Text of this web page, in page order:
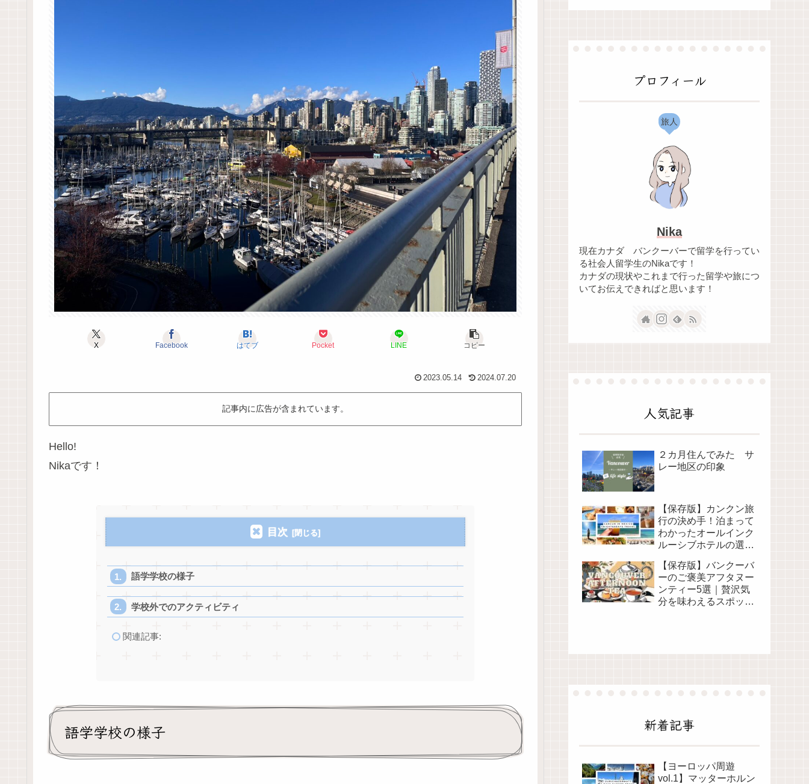
X Facebook はてブ Pocket LINE コピー
2023.05.14 2024.07.20
記事内に広告が含まれています。
Hello!
Nikaです！
目次
語学学校の様子
学校外でのアクティビティ
関連記事:
語学学校の様子
プロフィール
旅人
Nika
現在カナダ バンクーバーで留学を行ってい
る社会人留学生のNikaです！
カナダの現状やこれまで行った留学や旅につ
いてお伝えできればと思います！
人気記事
２カ月住んでみた サ
レー地区の印象
【保存版】カンクン旅
行の決め手！泊まって
わかったオールインク
ルーシブホテルの選び
【保存版】バンクーバ
ーのご褒美アフタヌー
ンティー5選｜贅沢気
分を味わえるスポット
新着記事
【ヨーロッパ周遊
vol.1】マッターホルン